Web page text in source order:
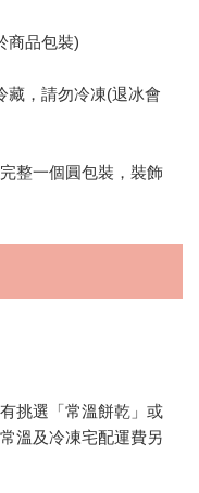
商品包裝)
藏，請勿冷凍(退冰會
整一個圓包裝，裝飾
挑選「常溫餅乾」或
溫及冷凍宅配運費另